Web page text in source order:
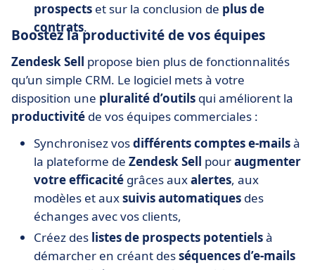
prospects et sur la conclusion de plus de
contrats.
Boostez la productivité de vos équipes
Zendesk Sell propose bien plus de fonctionnalités
qu’un simple CRM. Le logiciel mets à votre
disposition une pluralité d’outils qui améliorent la
productivité de vos équipes commerciales :
Synchronisez vosdifférents comptes e-mailsà
la plateforme de Zendesk Sell pouraugmenter
votre efficacité grâces auxalertes, aux
modèles et auxsuivis automatiques des
échanges avec vos clients,
Créez des listes de prospects potentielsà
démarcher en créant desséquences d’e-mails